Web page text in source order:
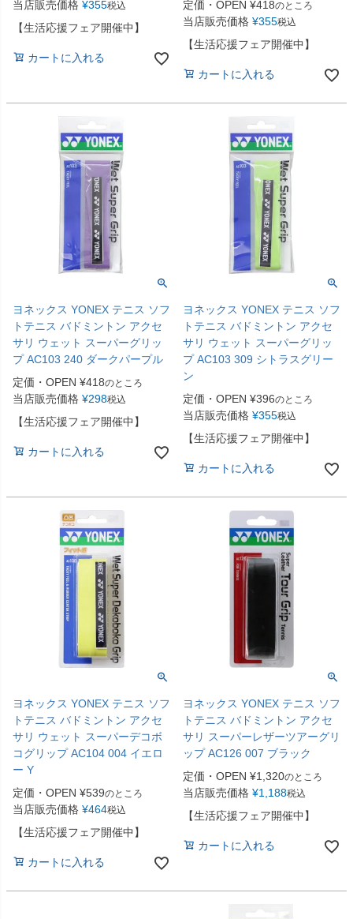
当店販売価格 ¥355税込
【生活応援フェア開催中】
カートに入れる
定価・OPEN ¥418のところ
当店販売価格 ¥355税込
【生活応援フェア開催中】
カートに入れる
ヨネックス YONEX テニス ソフ
トテニス バドミントン アクセ
サリ ウェット スーパーグリッ
プ AC103 240 ダークパープル
定価・OPEN ¥418のところ
当店販売価格 ¥298税込
【生活応援フェア開催中】
カートに入れる
ヨネックス YONEX テニス ソフ
トテニス バドミントン アクセ
サリ ウェット スーパーグリッ
プ AC103 309 シトラスグリー
ン
定価・OPEN ¥396のところ
当店販売価格 ¥355税込
【生活応援フェア開催中】
カートに入れる
ヨネックス YONEX テニス ソフ
トテニス バドミントン アクセ
サリ ウェット スーパーデコボ
コグリップ AC104 004 イエロ
ー Y
定価・OPEN ¥539のところ
当店販売価格 ¥464税込
【生活応援フェア開催中】
カートに入れる
ヨネックス YONEX テニス ソフ
トテニス バドミントン アクセ
サリ スーパーレザーツアーグリ
ップ AC126 007 ブラック
定価・OPEN ¥1,320のところ
当店販売価格 ¥1,188税込
【生活応援フェア開催中】
カートに入れる